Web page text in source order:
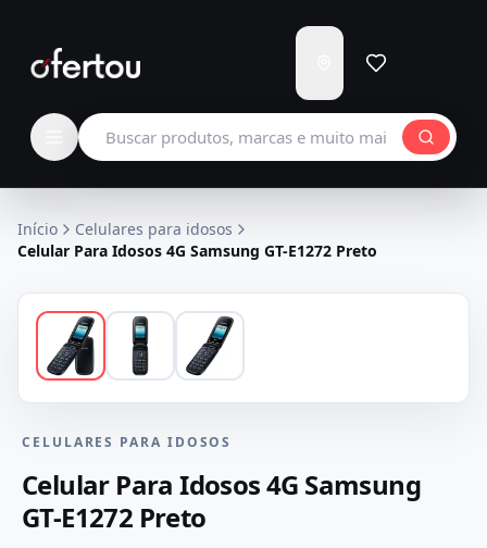
para
Carregando...
Buscar produtos
Início
Celulares para idosos
Celular Para Idosos 4G Samsung GT-E1272 Preto
CELULARES PARA IDOSOS
Celular Para Idosos 4G Samsung
GT-E1272 Preto